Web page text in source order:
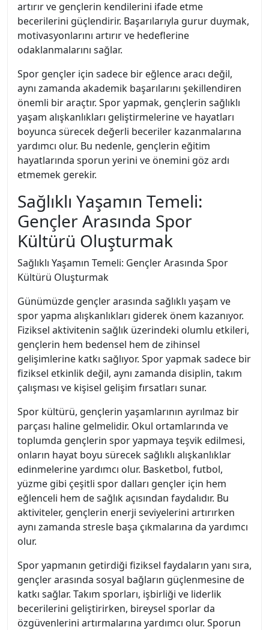
artırır ve gençlerin kendilerini ifade etme
becerilerini güçlendirir. Başarılarıyla gurur duymak,
motivasyonlarını artırır ve hedeflerine
odaklanmalarını sağlar.
Spor gençler için sadece bir eğlence aracı değil,
aynı zamanda akademik başarılarını şekillendiren
önemli bir araçtır. Spor yapmak, gençlerin sağlıklı
yaşam alışkanlıkları geliştirmelerine ve hayatları
boyunca sürecek değerli beceriler kazanmalarına
yardımcı olur. Bu nedenle, gençlerin eğitim
hayatlarında sporun yerini ve önemini göz ardı
etmemek gerekir.
Sağlıklı Yaşamın Temeli:
Gençler Arasında Spor
Kültürü Oluşturmak
Sağlıklı Yaşamın Temeli: Gençler Arasında Spor
Kültürü Oluşturmak
Günümüzde gençler arasında sağlıklı yaşam ve
spor yapma alışkanlıkları giderek önem kazanıyor.
Fiziksel aktivitenin sağlık üzerindeki olumlu etkileri,
gençlerin hem bedensel hem de zihinsel
gelişimlerine katkı sağlıyor. Spor yapmak sadece bir
fiziksel etkinlik değil, aynı zamanda disiplin, takım
çalışması ve kişisel gelişim fırsatları sunar.
Spor kültürü, gençlerin yaşamlarının ayrılmaz bir
parçası haline gelmelidir. Okul ortamlarında ve
toplumda gençlerin spor yapmaya teşvik edilmesi,
onların hayat boyu sürecek sağlıklı alışkanlıklar
edinmelerine yardımcı olur. Basketbol, futbol,
yüzme gibi çeşitli spor dalları gençler için hem
eğlenceli hem de sağlık açısından faydalıdır. Bu
aktiviteler, gençlerin enerji seviyelerini artırırken
aynı zamanda stresle başa çıkmalarına da yardımcı
olur.
Spor yapmanın getirdiği fiziksel faydaların yanı sıra,
gençler arasında sosyal bağların güçlenmesine de
katkı sağlar. Takım sporları, işbirliği ve liderlik
becerilerini geliştirirken, bireysel sporlar da
özgüvenlerini artırmalarına yardımcı olur. Sporun